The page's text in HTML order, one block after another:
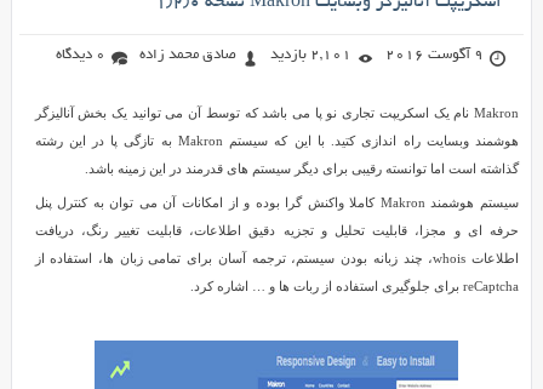
9 آگوست 2016 2,101 بازدید صادق محمد زاده 0 دیدگاه
Makron نام یک اسکریپت تجاری نو پا می باشد که توسط آن می توانید یک بخش آنالیزگر
هوشمند وبسایت راه اندازی کتید. با این که سیستم Makron به تازگی پا در این رشته
گذاشته است اما توانسته رقیبی برای دیگر سیستم های قدرمند در این زمینه باشد.
سیستم هوشمند Makron کاملا واکنش گرا بوده و از امکانات آن می توان به کنترل پنل
حرفه ای و مجزا، قابلیت تحلیل و تجزیه دقیق اطلاعات، قابلیت تغییر رنگ، دریافت
اطلاعات whois، چند زبانه بودن سیستم، ترجمه آسان برای تمامی زبان ها، استفاده از
reCaptcha برای جلوگیری استفاده از ربات ها و … اشاره کرد.